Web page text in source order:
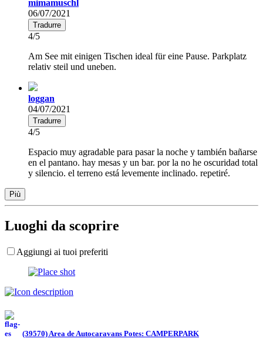
mimamuschl
06/07/2021
Tradurre
4/5
Am See mit einigen Tischen ideal für eine Pause. Parkplatz
relativ steil und uneben.
loggan
04/07/2021
Tradurre
4/5
Espacio muy agradable para pasar la noche y también bañarse
en el pantano. hay mesas y un bar. por la no he oscuridad total
y silencio. el terreno está levemente inclinado. repetiré.
Più
Luoghi da scoprire
Aggiungi ai tuoi preferiti
(39570) Area de Autocaravans Potes: CAMPERPARK